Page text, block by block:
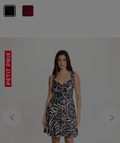
PETIT PRIX
Previous